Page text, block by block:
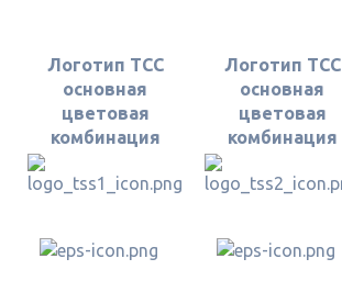
Логотип ТСС
основная
цветовая
комбинация
Логотип ТСС
основная
цветовая
комбинация